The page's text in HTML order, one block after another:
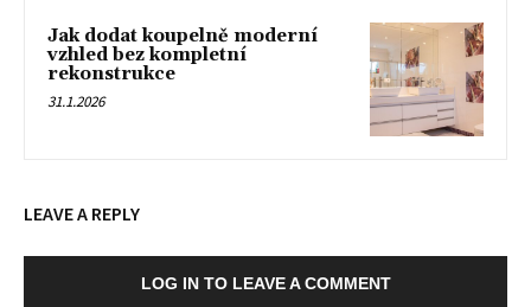
Jak dodat koupelně moderní
vzhled bez kompletní
rekonstrukce
31.1.2026
LEAVE A REPLY
LOG IN TO LEAVE A COMMENT